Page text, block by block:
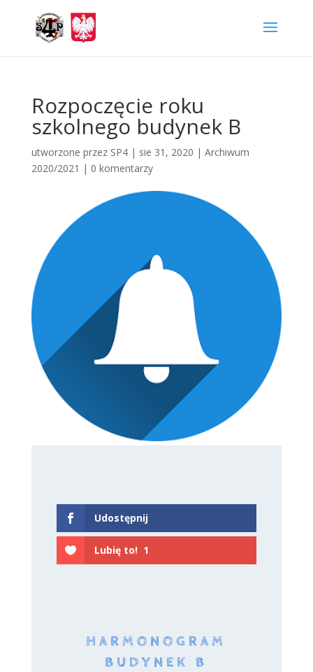
Rozpoczęcie roku
szkolnego budynek B
utworzone przez SP4| sie 31, 2020 | Archiwum
2020/2021 | 0 komentarzy
Udostępnij
Lubię to! 1
HARMONOGRAM
BUDYNEK B